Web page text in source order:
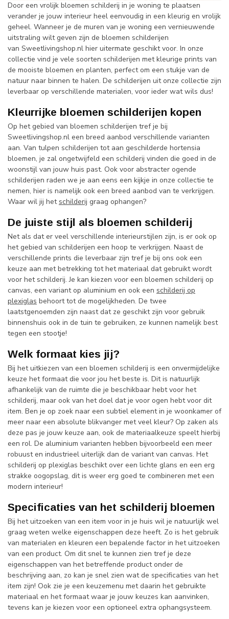
Door een vrolijk bloemen schilderij in je woning te plaatsen
verander je jouw interieur heel eenvoudig in een kleurig en vrolijk
geheel. Wanneer je de muren van je woning een vernieuwende
uitstraling wilt geven zijn de bloemen schilderijen
van Sweetlivingshop.nl hier uitermate geschikt voor. In onze
collectie vind je vele soorten schilderijen met kleurige prints van
de mooiste bloemen en planten, perfect om een stukje van de
natuur naar binnen te halen. De schilderijen uit onze collectie zijn
leverbaar op verschillende materialen, voor ieder wat wils dus!
Kleurrijke bloemen schilderijen kopen
Op het gebied van bloemen schilderijen tref je bij
Sweetlivingshop.nl een breed aanbod verschillende varianten
aan. Van tulpen schilderijen tot aan geschilderde hortensia
bloemen, je zal ongetwijfeld een schilderij vinden die goed in de
woonstijl van jouw huis past. Ook voor abstracter ogende
schilderijen raden we je aan eens een kijkje in onze collectie te
nemen, hier is namelijk ook een breed aanbod van te verkrijgen.
Waar wil jij het schilderij graag ophangen?
De juiste stijl als bloemen schilderij
Net als dat er veel verschillende interieurstijlen zijn, is er ook op
het gebied van schilderijen een hoop te verkrijgen. Naast de
verschillende prints die leverbaar zijn tref je bij ons ook een
keuze aan met betrekking tot het materiaal dat gebruikt wordt
voor het schilderij. Je kan kiezen voor een bloemen schilderij op
canvas, een variant op aluminium en ook een schilderij op
plexiglas behoort tot de mogelijkheden. De twee
laatstgenoemden zijn naast dat ze geschikt zijn voor gebruik
binnenshuis ook in de tuin te gebruiken, ze kunnen namelijk best
tegen een stootje!
Welk formaat kies jij?
Bij het uitkiezen van een bloemen schilderij is een onvermijdelijke
keuze het formaat die voor jou het beste is. Dit is natuurlijk
afhankelijk van de ruimte die je beschikbaar hebt voor het
schilderij, maar ook van het doel dat je voor ogen hebt voor dit
item. Ben je op zoek naar een subtiel element in je woonkamer of
meer naar een absolute blikvanger met veel kleur? Op zaken als
deze pas je jouw keuze aan, ook de materiaalkeuze speelt hierbij
een rol. De aluminium varianten hebben bijvoorbeeld een meer
robuust en industrieel uiterlijk dan de variant van canvas. Het
schilderij op plexiglas beschikt over een lichte glans en een erg
strakke oogopslag, dit is weer erg goed te combineren met een
modern interieur!
Specificaties van het schilderij bloemen
Bij het uitzoeken van een item voor in je huis wil je natuurlijk wel
graag weten welke eigenschappen deze heeft. Zo is het gebruik
van materialen en kleuren een bepalende factor in het uitzoeken
van een product. Om dit snel te kunnen zien tref je deze
eigenschappen van het betreffende product onder de
beschrijving aan, zo kan je snel zien wat de specificaties van het
item zijn! Ook zie je een keuzemenu met daarin het gebruikte
materiaal en het formaat waar je jouw keuzes kan aanvinken,
tevens kan je kiezen voor een optioneel extra ophangsysteem.